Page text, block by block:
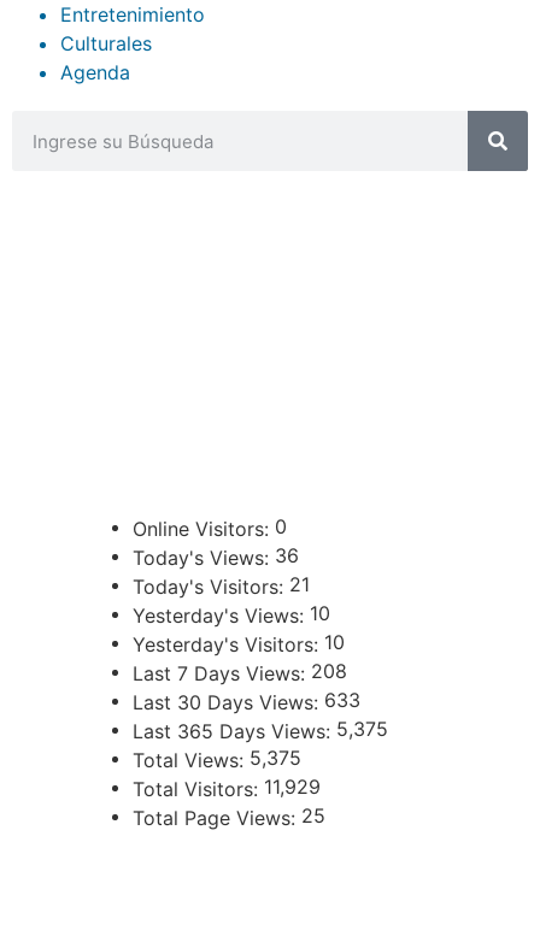
Entretenimiento
Culturales
Agenda
Online Visitors: 0
Today's Views: 36
Today's Visitors: 21
Yesterday's Views: 10
Yesterday's Visitors: 10
Last 7 Days Views: 208
Last 30 Days Views: 633
Last 365 Days Views: 5,375
Total Views: 5,375
Total Visitors: 11,929
Total Page Views: 25